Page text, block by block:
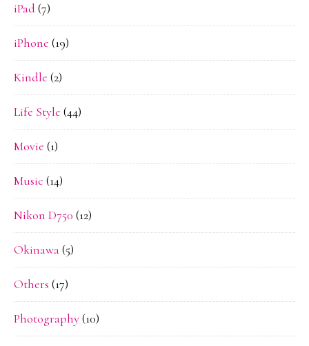
iPad(7)
iPhone (19)
Kindle (2)
Life Style (44)
Movie (1)
Music (14)
Nikon D750 (12)
Okinawa(5)
Others (17)
Photography(10)